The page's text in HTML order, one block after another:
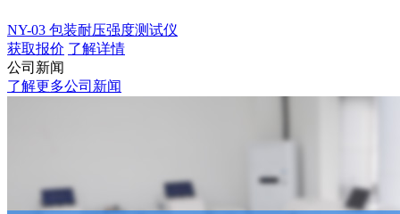
NY-03 包装耐压强度测试仪
获取报价 了解详情
公司新闻
了解更多公司新闻